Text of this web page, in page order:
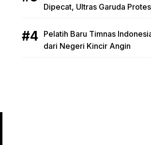
Dipecat, Ultras Garuda Protes
Pelatih Baru Timnas
dari Negeri Kincir Angin